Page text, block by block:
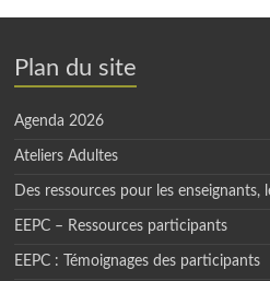
Plan du site
Agenda 2026
Ateliers Adultes
Des ressources pour les
EEPC – Ressources participants
EEPC : Témoignages des participants